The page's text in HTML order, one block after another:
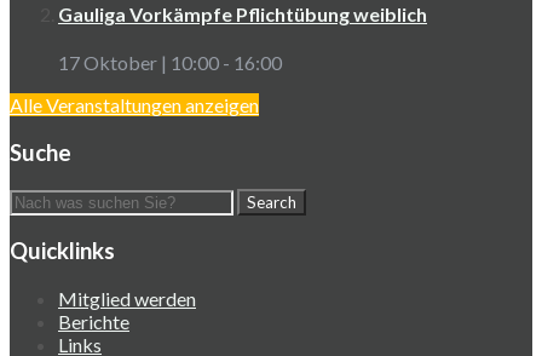
Gauliga Vorkämpfe Pflichtübung weiblich
17 Oktober | 10:00 - 16:00
Alle Veranstaltungen anzeigen
Suche
Quicklinks
Mitglied werden
Berichte
Links